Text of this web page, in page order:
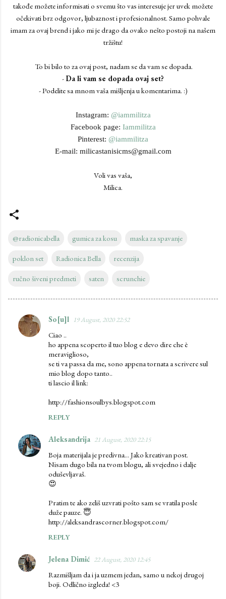
takođe možete informisati o svemu što vas interesuje jer uvek možete
očekivati brz odgovor, ljubaznost i profesionalnost. Samo pohvale
imam za ovaj brend i jako mi je drago da ovako nešto postoji na našem
tržištu!
To bi bilo to za ovaj post, nadam se da vam se dopada.
-Da li vam se dopada ovaj set?
- Podelite sa mnom vaša mišljenja u komentarima. :)
Instagram: @iammilitza
Facebook page: Iammilitza
Pinterest: @iammilitza
E-mail: milicastanisicms@gmail.com
Voli vas vaša,
Milica.
@radionicabella gumica za kosu maska za spavanje
poklon set Radionica Bella recenzija
ručno šiveni predmeti saten scrunchie
C
o
So[u]l 19 August, 2020 22:52
Ciao ..
ho appena scoperto il tuo blog e devo dire che è
meraviglioso,
se ti va passa da me, sono appena tornata a scrivere sul
mio blog dopo tanto..
ti lascio il link:
http://fashionsoulbys.blogspot.com
REPLY
Aleksandrija 21 August, 2020 22:15
Boja materijala je predivna... Jako kreativan post.
Nisam dugo bila na tvom blogu, ali svejedno i dalje
oduševljavaš.
😍
Pratim te ako zeliš uzvrati pošto sam se vratila posle
duže pauze. 😇
http://aleksandrascorner.blogspot.com/
REPLY
Jelena Dimić 22 August, 2020 12:45
Razmišljam da i ja uzmem jedan, samo u nekoj drugoj
boji. Odlično izgleda! <3